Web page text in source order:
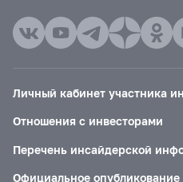
Личный кабинет участника
Отношения с инвесторами
Перечень инсайдерской
Официальное